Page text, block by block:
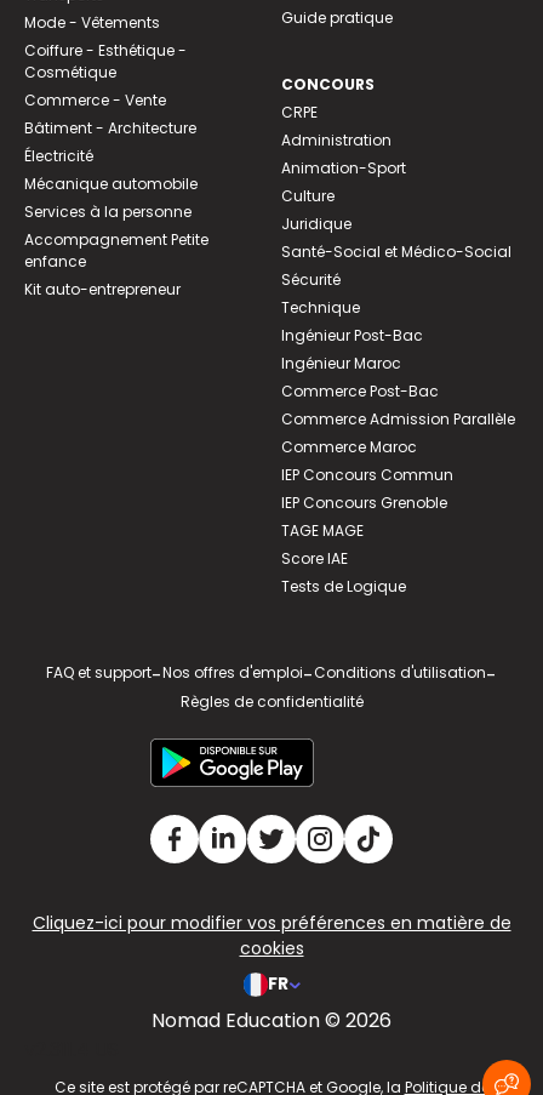
Mode - Vêtements
Coiffure - Esthétique -
Cosmétique
Commerce - Vente
Bâtiment - Architecture
Électricité
Mécanique automobile
Services à la personne
Accompagnement Petite
enfance
Kit auto-entrepreneur
Guide pratique
CONCOURS
CRPE
Administration
Animation-Sport
Culture
Juridique
Santé-Social et Médico-Social
Sécurité
Technique
Ingénieur Post-Bac
Ingénieur Maroc
Commerce Post-Bac
Commerce Admission Parallèle
Commerce Maroc
IEP Concours Commun
IEP Concours Grenoble
TAGE MAGE
Score IAE
Tests de Logique
FAQ et support-Nos offres d'emploi-Conditions d'utilisation-
Règles de confidentialité
Cliquez-ici pour modifier vos préférences en matière de
cookies
FR
Nomad Education © 2026
Ce site est protégé par reCAPTCHA et Google, la Politique de